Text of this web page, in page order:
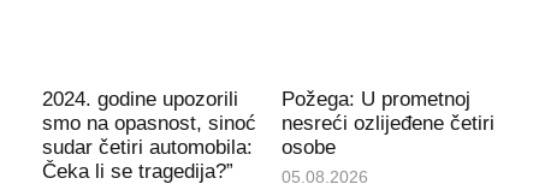
2024. godine upozorili
smo na opasnost, sinoć
sudar četiri automobila:
Čeka li se tragedija?”
Požega: U prometnoj
nesreći ozlijeđene četiri
osobe
05.08.2026